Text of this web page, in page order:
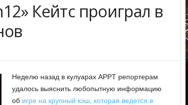
Кейтс проиграл в
Неделю назад в кулуарах APPT репортерам
удалось выяснить любопытную информацию
об игре на крупный кэш, которая ведется в